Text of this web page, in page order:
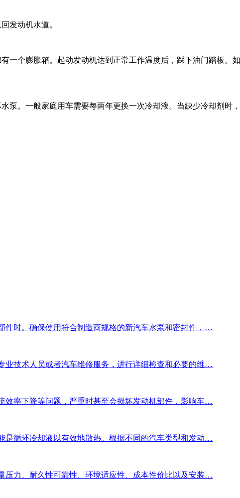
发动机水道。
一个膨胀箱。起动发动机达到正常工作温度后，踩下油门踏板。
泵。一般家庭用车需要每两年更换一次冷却液。当缺少冷却剂时
件时。确保使用符合制造商规格的新汽车水泵和密封件，…
业技术人员或者汽车维修服务，进行详细检查和必要的维…
效率下降等问题，严重时甚至会损坏发动机部件，影响车…
是循环冷却液以有效地散热。根据不同的汽车类型和发动…
压力、耐久性可靠性、环境适应性、成本性价比以及安装…